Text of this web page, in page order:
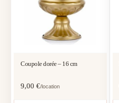
Coupole dorée – 16 cm
9,00€/location